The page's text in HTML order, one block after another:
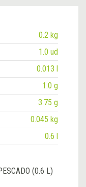
0.2 kg
1.0 ud
0.013 l
1.0 g
3.75 g
0.045 kg
0.6 l
(0.6 L)